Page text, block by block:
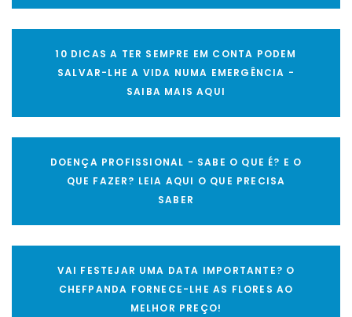
10 DICAS A TER SEMPRE EM CONTA PODEM
SALVAR-LHE A VIDA NUMA EMERGÊNCIA -
SAIBA MAIS AQUI
DOENÇA PROFISSIONAL - SABE O QUE É? E O
QUE FAZER? LEIA AQUI O QUE PRECISA
SABER
VAI FESTEJAR UMA DATA IMPORTANTE? O
CHEFPANDA FORNECE-LHE AS FLORES AO
MELHOR PREÇO!